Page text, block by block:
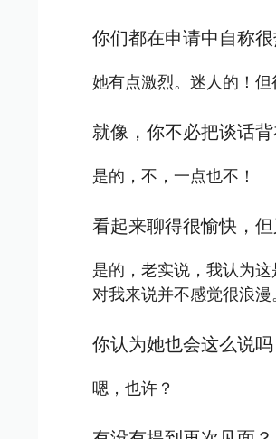
你们都在申请中自称
她有点激烈。迷人的！但
就像，你不必把谈话背
是的，不，一点也不！
看起来聊得很愉快，
是的，老实说，我认为
对我来说并不感觉很浪
你认为她也会这么说吗
嗯，也许？